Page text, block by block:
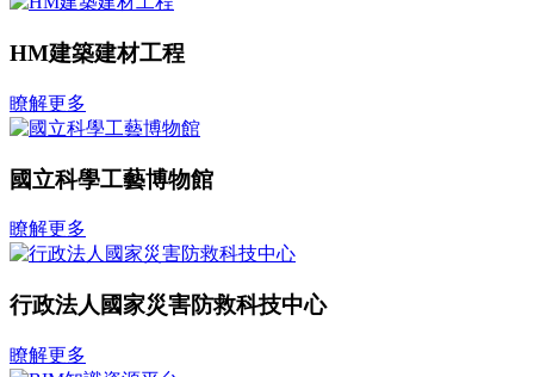
HM建築建材工程
瞭解更多
國立科學工藝博物館
瞭解更多
行政法人國家災害防救科技中心
瞭解更多